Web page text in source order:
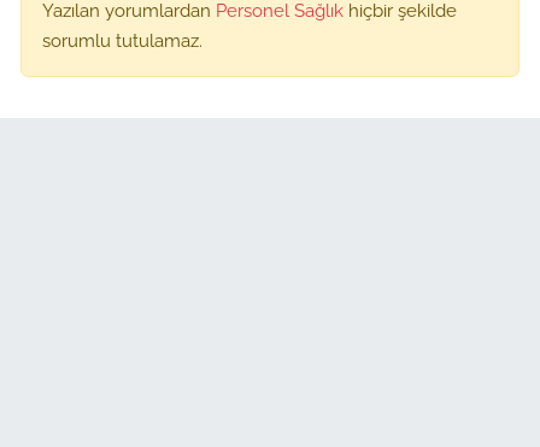
Yazılan yorumlardan Personel Sağlık hiçbir şekilde
sorumlu tutulamaz.